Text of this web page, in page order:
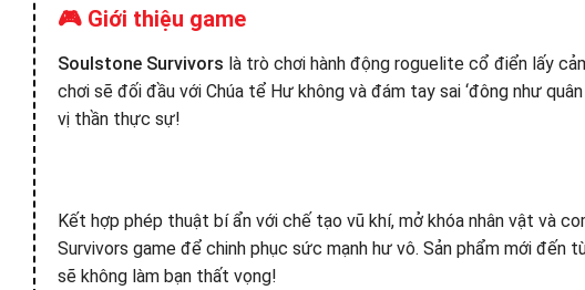
🎮 Giới thiệu game
Soulstone Survivors là trò chơi hành động roguelite cổ điển lấy
chơi sẽ đối đầu với Chúa tể Hư không và đám tay sai ‘đông như
vị thần thực sự!
Kết hợp phép thuật bí ẩn với chế tạo vũ khí, mở khóa nhân vật và
Survivors game để chinh phục sức mạnh hư vô. Sản phẩm mới đến
sẽ không làm bạn thất vọng!